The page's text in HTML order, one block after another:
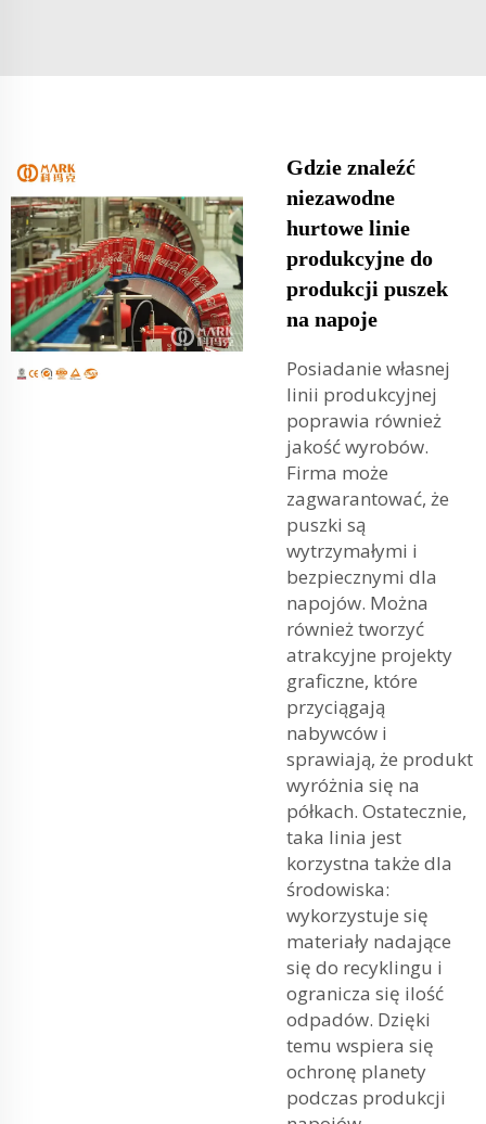
Gdzie znaleźć
niezawodne
hurtowe linie
produkcyjne do
produkcji puszek
na napoje
Posiadanie własnej
linii produkcyjnej
poprawia również
jakość wyrobów.
Firma może
zagwarantować, że
puszki są
wytrzymałymi i
bezpiecznymi dla
napojów. Można
również tworzyć
atrakcyjne projekty
graficzne, które
przyciągają
nabywców i
sprawiają, że produkt
wyróżnia się na
półkach. Ostatecznie,
taka linia jest
korzystna także dla
środowiska:
wykorzystuje się
materiały nadające
się do recyklingu i
ogranicza się ilość
odpadów. Dzięki
temu wspiera się
ochronę planety
podczas produkcji